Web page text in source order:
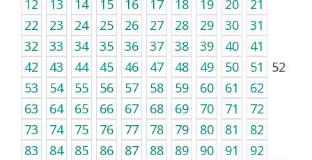
12
13 14 15 16 17 18 19 20
21
22
23 24 25 26 27 28 29 30
31
32
33 34 35 36 37 38 39 40
41
42
43 44 45 46 47 48 49 50 51
52
53
54 55 56 57 58 59 60 61
62
63
64 65 66 67 68 69 70 71
72
73
74 75 76 77 78 79 80 81
82
83
84 85 86 87 88 89 90 91
92